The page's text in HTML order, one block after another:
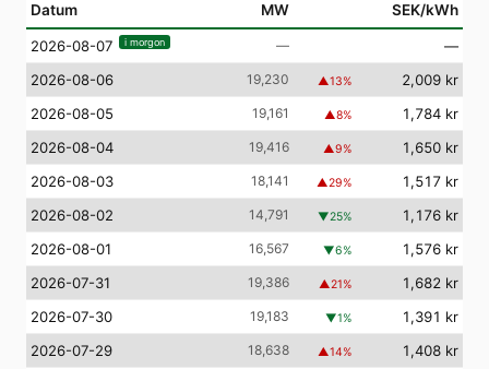
Datum MW SEK/kWh
2026-08-07 i morgon —
—
2026-08-06
19,230 ▲13%
2,009 kr
2026-08-05
19,161 ▲8%
1,784 kr
2026-08-04
19,416 ▲9%
1,650 kr
2026-08-03
18,141 ▲29%
1,517 kr
2026-08-02
14,791 ▼25%
1,176 kr
2026-08-01
16,567 ▼6%
1,576 kr
2026-07-31
19,386 ▲21%
1,682 kr
2026-07-30
19,183 ▼1%
1,391 kr
2026-07-29
18,638 ▲14%
1,408 kr